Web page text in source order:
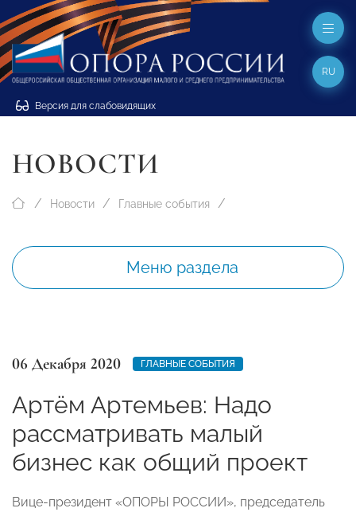
Версия для слабовидящих
RU
НОВОСТИ
Новости Главные события
Меню раздела
06 Декабря 2020 ГЛАВНЫЕ СОБЫТИЯ
Артём Артемьев: Надо
рассматривать малый
бизнес как общий проект
Вице-президент «ОПОРЫ РОССИИ», председатель